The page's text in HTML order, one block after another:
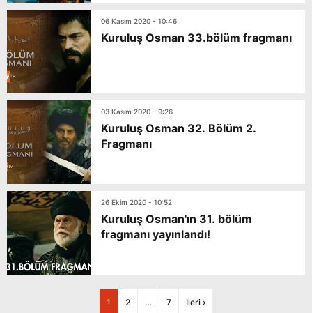
06 Kasım 2020 - 10:46
Kuruluş Osman 33.bölüm fragmanı
03 Kasım 2020 - 9:26
Kuruluş Osman 32. Bölüm 2.
Fragmanı
26 Ekim 2020 - 10:52
Kuruluş Osman'ın 31. bölüm
fragmanı yayınlandı!
1 2 … 7 İleri ›